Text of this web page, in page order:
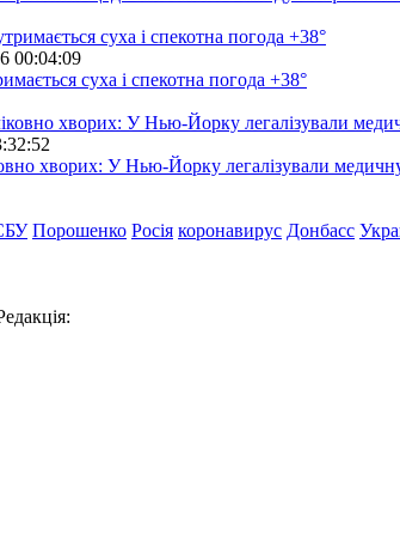
00:04:09
суха і спекотна погода +38°
хворих: У Нью-Йорку легалізували
Порошенко Росія коронавирус Донбасс